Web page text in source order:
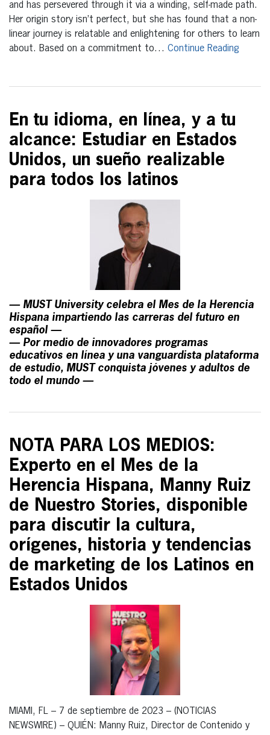
and has persevered through it via a winding, self-made path.
Her origin story isn’t perfect, but she has found that a non-
linear journey is relatable and enlightening for others to learn
about. Based on a commitment to… Continue Reading
En tu idioma, en línea, y a tu
alcance: Estudiar en Estados
Unidos, un sueño realizable
para todos los latinos
— MUST University celebra el Mes de la Herencia
Hispana impartiendo las carreras del futuro en
español —
— Por medio de innovadores programas
educativos en línea y una vanguardista plataforma
de estudio, MUST conquista jóvenes y adultos de
todo el mundo —
NOTA PARA LOS MEDIOS:
Experto en el Mes de la
Herencia Hispana, Manny Ruiz
de Nuestro Stories, disponible
para discutir la cultura,
orígenes, historia y tendencias
de marketing de los Latinos en
Estados Unidos
MIAMI, FL – 7 de septiembre de 2023 – (NOTICIAS
NEWSWIRE) – QUIÉN: Manny Ruiz, Director de Contenido y